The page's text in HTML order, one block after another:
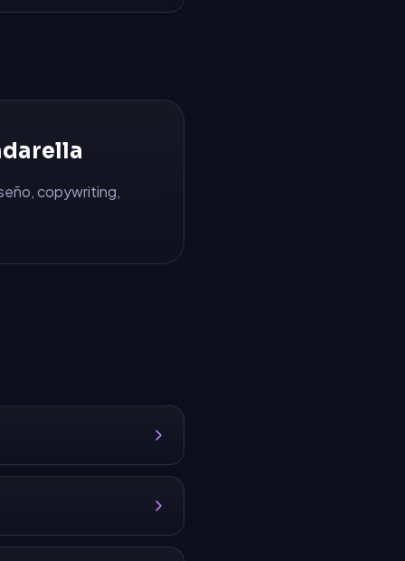
copywriting,